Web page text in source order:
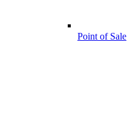
Point of Sale